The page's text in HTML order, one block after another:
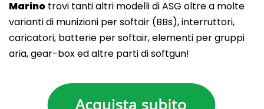
Marino trovi tanti altri modelli di ASG oltre a molte
varianti di munizioni per softair (BBs), interruttori,
caricatori, batterie per softair, elementi per gruppi
aria, gear-box ed altre parti di softgun!